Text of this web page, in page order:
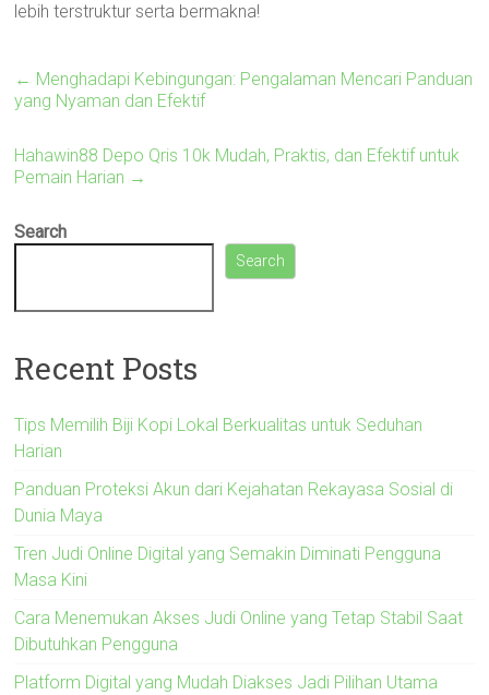
lebih terstruktur serta bermakna!
← Menghadapi Kebingungan: Pengalaman Mencari Panduan
yang Nyaman dan Efektif
Hahawin88 Depo Qris 10k Mudah, Praktis, dan Efektif untuk
Pemain Harian →
Search
Search
Recent Posts
Tips Memilih Biji Kopi Lokal Berkualitas untuk Seduhan
Harian
Panduan Proteksi Akun dari Kejahatan Rekayasa Sosial di
Dunia Maya
Tren Judi Online Digital yang Semakin Diminati Pengguna
Masa Kini
Cara Menemukan Akses Judi Online yang Tetap Stabil Saat
Dibutuhkan Pengguna
Platform Digital yang Mudah Diakses Jadi Pilihan Utama